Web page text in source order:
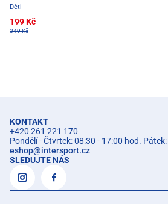
Děti
199 Kč
349 Kč
KONTAKT
+420 261 221 170
Pondělí - Čtvrtek: 08:30 - 17:00 hod.
eshop@intersport.cz
SLEDUJTE NÁS